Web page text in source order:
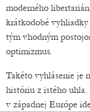
moderného
krátkodobé
tým vhodným
optimizmus.
Takéto vyhlásenie je
históriu z istého
v západnej Európe